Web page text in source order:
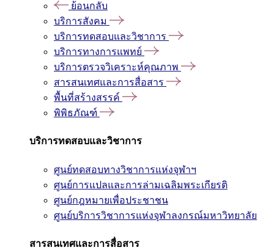
ย้อนกลับ
บริการสังคม
บริการทดสอบและวิชาการ
บริการทางการแพทย์
บริการตรวจวิเคราะห์คุณภาพ
สารสนเทศและการสื่อสาร
พื้นที่สร้างสรรค์
พิพิธภัณฑ์
บริการทดสอบและวิชาการ
ศูนย์ทดสอบทางวิชาการแห่งจุฬาฯ
ศูนย์การแปลและการล่ามเฉลิมพระเกียรติ
ศูนย์กฎหมายเพื่อประชาชน
ศูนย์บริการวิชาการแห่งจุฬาลงกรณ์มหาวิทยาลัย
สารสนเทศและการสื่อสาร